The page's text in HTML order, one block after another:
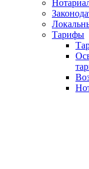
Тарифы